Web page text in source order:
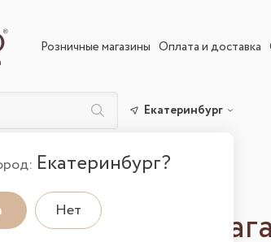
Розничные магазины Оплата и доставка
Екатеринбург
Екатеринбург?
Нет
интернет